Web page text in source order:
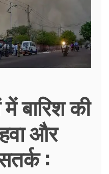
बारिश की
और
: